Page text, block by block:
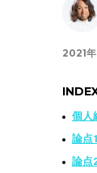
2021
個人
論点
論点